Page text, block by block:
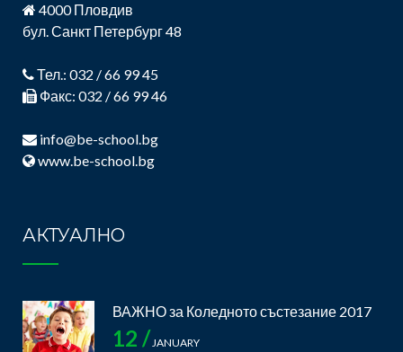
4000 Пловдив
бул. Санкт Петербург 48
Тел.: 032 / 66 99 45
Факс: 032 / 66 99 46
info@be-school.bg
www.be-school.bg
АКТУАЛНО
ВАЖНО за Коледното състезание 2017
12 /JANUARY